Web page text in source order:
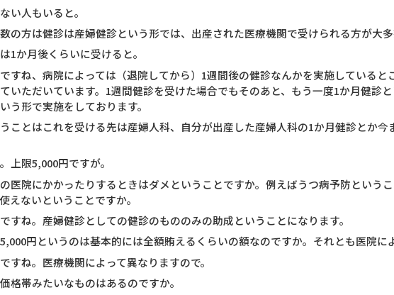
い人もいると。
の方は健診は産婦健診という形では、出産された医療機関で受けられる方が大多
1か月後くらいに受けると。
すね、病院によっては（退院してから）1週間後の健診なんかを実施している
いただいています。1週間健診を受けた場合でもそのあと、もう一度1か月健診
う形で実施をしております。
ことはこれを受ける先は産婦人科、自分が出産した産婦人科の1か月健診とか
上限5,000円ですが。
医院にかかったりするときはダメということですか。例えばうつ病予防という
えないということですか。
すね。産婦健診としての健診のもののみの助成ということになります。
円というのは基本的には全額賄えるくらいの額なのですか。それとも医院に
すね。医療機関によって異なりますので。
格帯みたいなものはあるのですか。